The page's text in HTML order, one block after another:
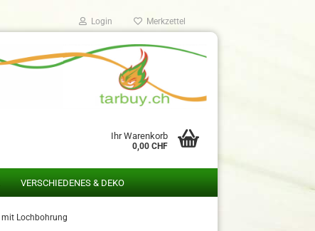
Login Merkzettel
Ihr Warenkorb
0,00 CHF
VERSCHIEDENES & DEKO
mit Lochbohrung